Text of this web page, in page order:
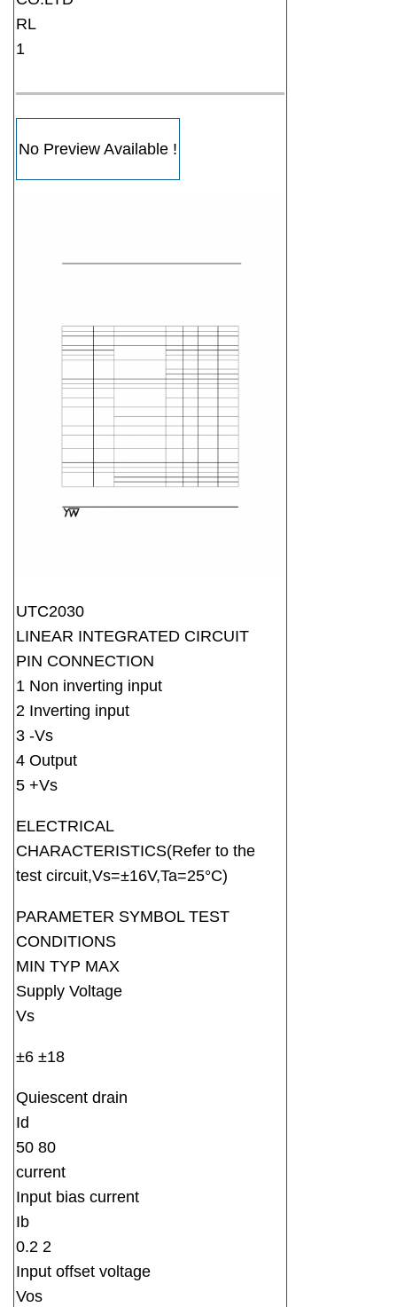
RL
1
No Preview Available !
UTC2030
LINEAR INTEGRATED CIRCUIT
PIN CONNECTION
1 Non inverting input
2 Inverting input
3 -Vs
4 Output
5 +Vs
ELECTRICAL
CHARACTERISTICS(Refer to the
test circuit,Vs=±16V,Ta=25°C)
PARAMETER SYMBOL TEST
CONDITIONS
MIN TYP MAX
Supply Voltage
Vs
±6 ±18
Quiescent drain
Id
50 80
current
Input bias current
Ib
0.2 2
Input offset voltage
Vos